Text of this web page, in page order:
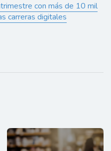
con más de 10 mil
carreras digitales